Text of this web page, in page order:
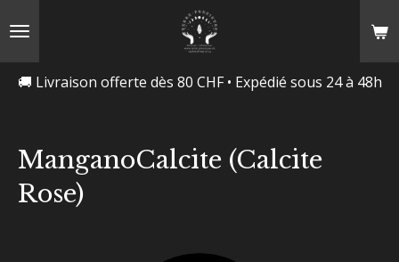
🚚 Livraison offerte dès 80 CHF • Expédié sous 24 à 48h
ManganoCalcite (Calcite
Rose)